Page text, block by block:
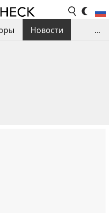
Новости
...